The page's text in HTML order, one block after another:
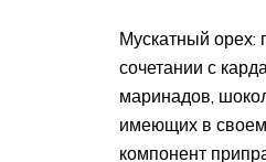
Мускатный орех:
сочетании с
маринадов,
имеющих в своем
компонент